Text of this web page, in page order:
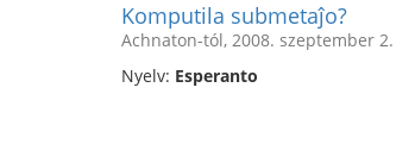
Komputila submetaĵo?
Achnaton-tól, 2008. szeptember 2.
Nyelv: Esperanto